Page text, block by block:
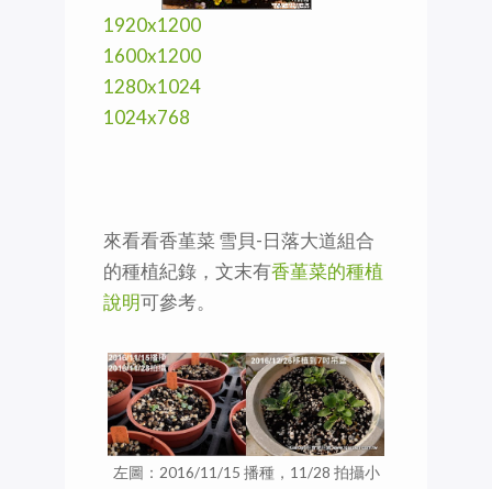
1920x1200
1600x1200
1280x1024
1024x768
來看看香堇菜 雪貝-日落大道組合
的種植紀錄，文末有香堇菜的種植
說明可參考。
左圖：2016/11/15 播種，11/28 拍攝小